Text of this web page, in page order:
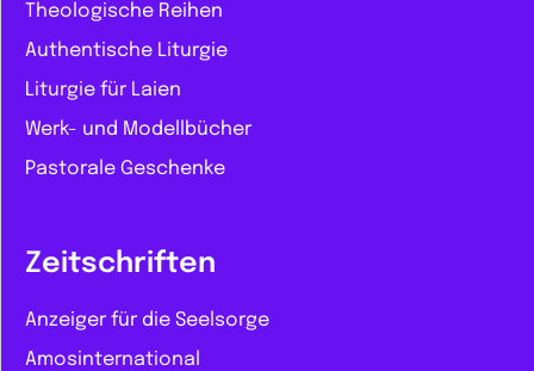
Theologische Reihen
Authentische Liturgie
Liturgie für Laien
Werk- und Modellbücher
Pastorale Geschenke
Zeitschriften
Anzeiger für die Seelsorge
Amosinternational